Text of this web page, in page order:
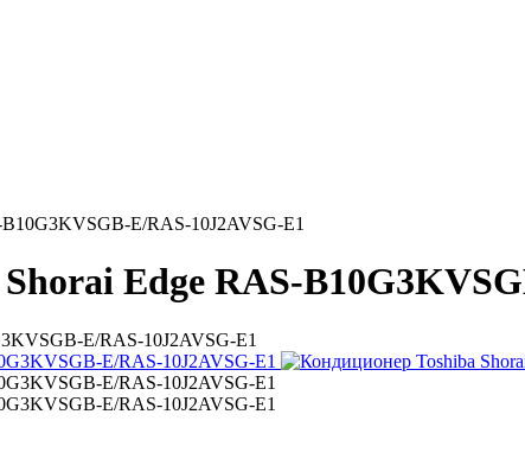
E/RAS-10J2AVSG-E1
Edge RAS-
E/RAS-10J2AVSG-E1